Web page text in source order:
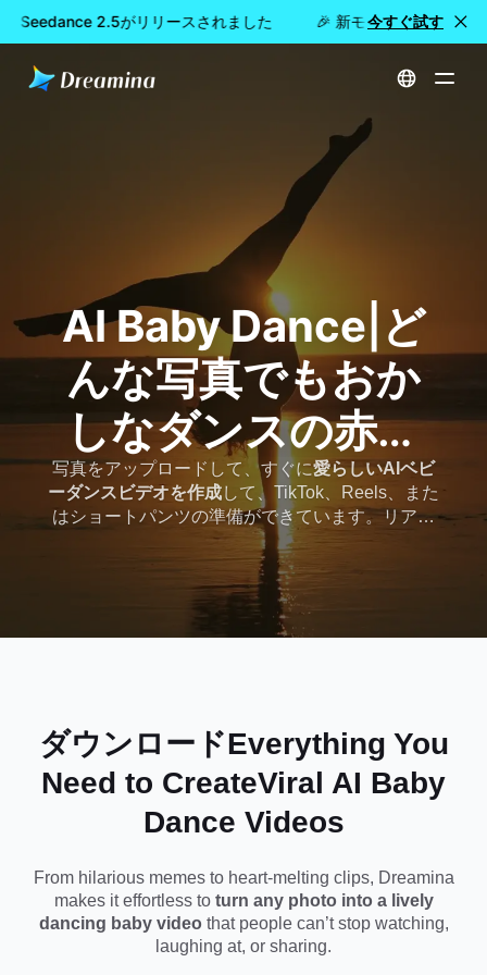
Seedance 2.5がリリースされました 🎉 新モデル公開：
今すぐ試す
ホーム AIベビーダンス動画ジェネレーター
AI Baby Dance |ど
んな写真でもおか
しなダンスの赤ち
ゃんに
写真をアップロードして、すぐに愛らしいAIベビ
ーダンスビデオを作成して、TikTok、Reels、また
はショートパンツの準備ができています。リアル
な動き、表現力豊かなアニメーション、そしてバ
イラルに対応したスタイルで、編集スキルは必要
ありません。自分自身、友達、有名人、またはペ
ットを可愛く踊る赤ちゃんに変身させましょう。
ダウンロードEverything You
Need to CreateViral AI Baby
Dance Videos
From hilarious memes to heart-melting clips, Dreamina
makes it effortless to turn any photo into a lively
dancing baby videothat people can’t stop watching,
laughing at, or sharing.